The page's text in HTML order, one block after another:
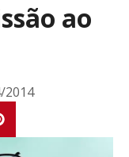
ao
2014